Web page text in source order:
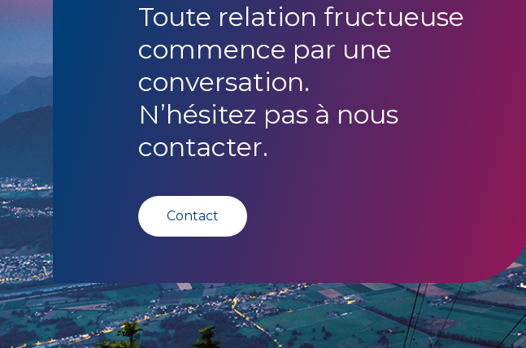
Toute relation fructueuse
commence par une
conversation.
N’hésitez pas à nous
contacter.
Contact